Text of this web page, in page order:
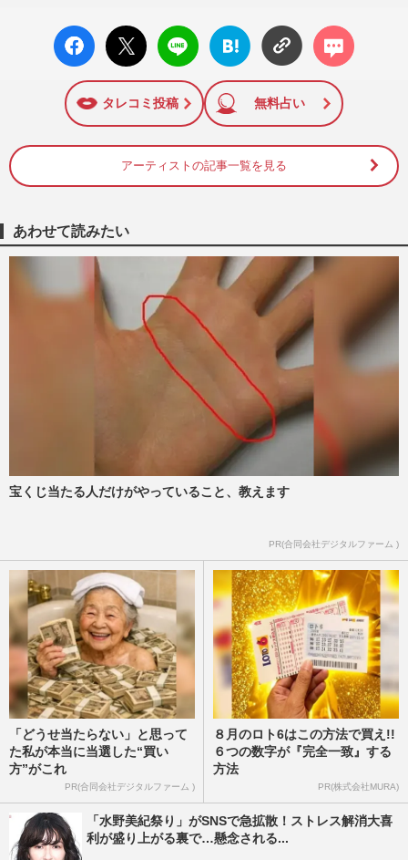
facebo
ok い
X ポス
ト
LINE
はてな
ブック
に追加
コメン
ト
タレコミ投稿 無料占い
アーティストの記事一覧を見る
あわせて読みたい
宝くじ当たる人だけがやっていること、教えます
PR(合同会社デジタルファーム )
「どうせ当たらない」と思って
た私が本当に当選した“買い
方”がこれ
PR(合同会社デジタルファーム )
８月のロト6はこの方法で買え!!
６つの数字が『完全一致』する
方法
PR(株式会社MURA)
「水野美紀祭り」がSNSで急拡散！ストレス解消大喜
利が盛り上がる裏で…懸念される...